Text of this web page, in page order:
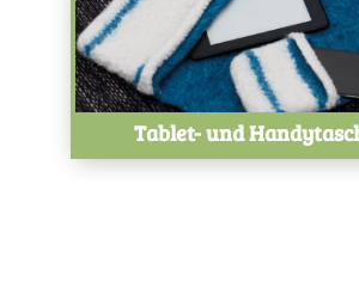
Tablet- und